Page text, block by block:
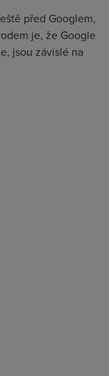
před Googlem,
je, že Google
jsou závislé na